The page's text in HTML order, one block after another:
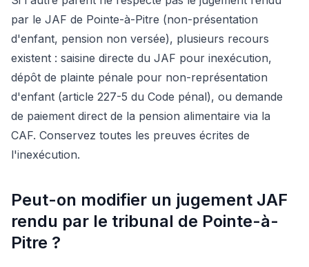
par le JAF de Pointe-à-Pitre (non-présentation
d'enfant, pension non versée), plusieurs recours
existent : saisine directe du JAF pour inexécution,
dépôt de plainte pénale pour non-représentation
d'enfant (article 227-5 du Code pénal), ou demande
de paiement direct de la pension alimentaire via la
CAF. Conservez toutes les preuves écrites de
l'inexécution.
Peut-on modifier un jugement JAF
rendu par le tribunal de Pointe-à-
Pitre ?